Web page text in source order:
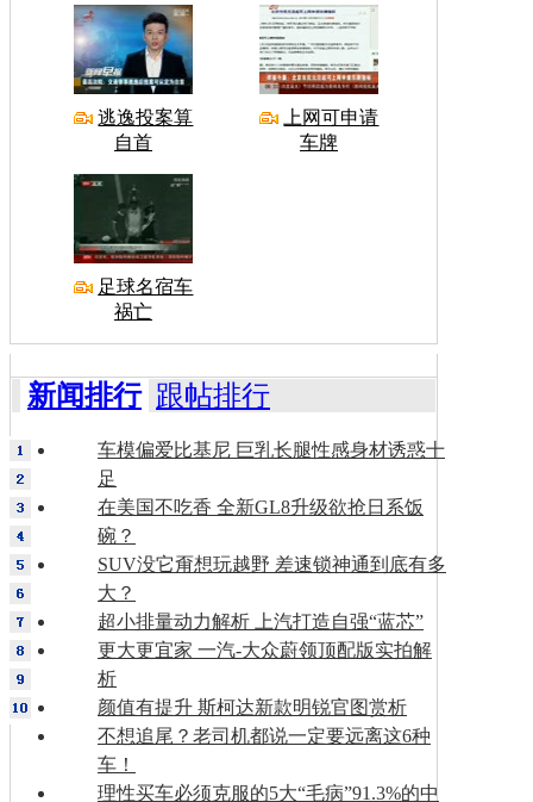
逃逸投案算
自首
上网可申请
车牌
足球名宿车
祸亡
新闻排行 跟帖排行
车模偏爱比基尼 巨乳长腿性感身材诱惑十
足
在美国不吃香 全新GL8升级欲抢日系饭
碗？
SUV没它甭想玩越野 差速锁神通到底有多
大？
超小排量动力解析 上汽打造自强“蓝芯”
更大更宜家 一汽-大众蔚领顶配版实拍解
析
颜值有提升 斯柯达新款明锐官图赏析
不想追尾？老司机都说一定要远离这6种
车！
理性买车必须克服的5大“毛病”91.3%的中